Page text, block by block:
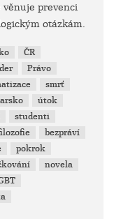
věnuje prevenci
otázkám.
ČR
Právo
smrť
útok
studenti
bezpráví
pokrok
novela